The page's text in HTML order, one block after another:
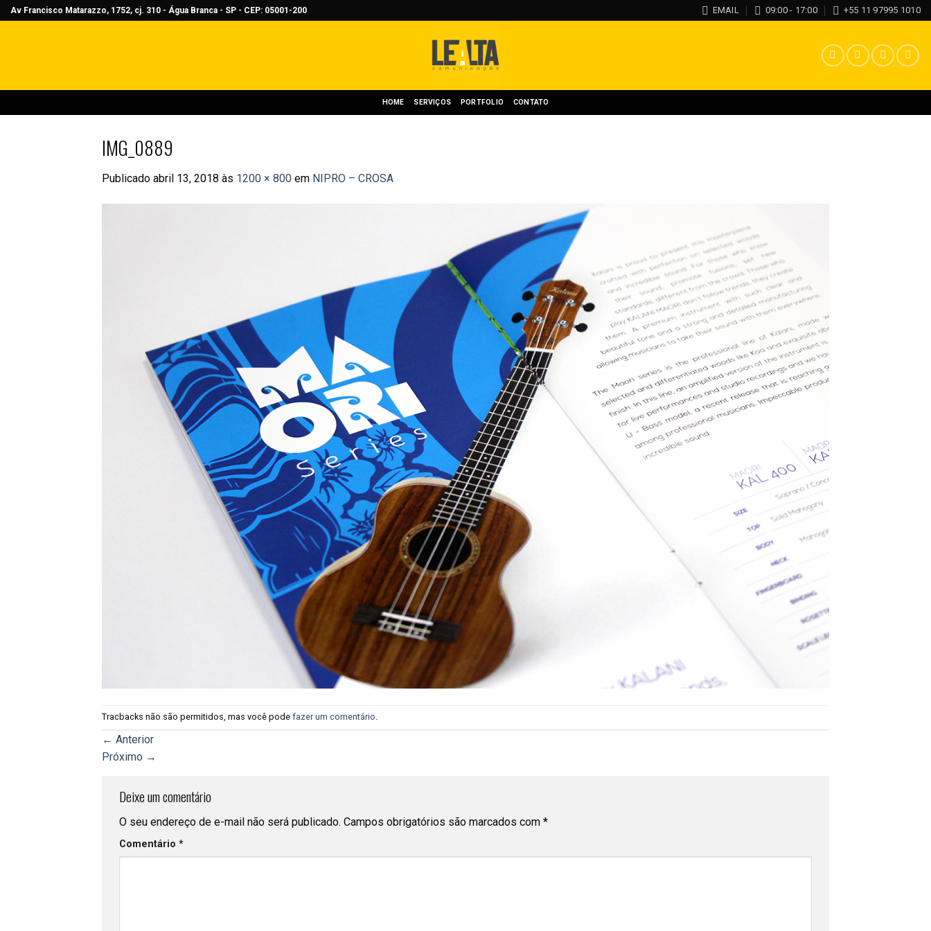
Skip
Av Francisco Matarazzo, 1752, cj. 310 - Água Branca - SP - CEP: 05001-200 EMAIL 09:00 - 17:00 +55 11 97995 1010
HOME SERVIÇOS PORTFOLIO CONTATO
IMG_0889
Publicado abril 13, 2018 às 1200 × 800 em NIPRO – CROSA
Tracbacks não são permitidos, mas você pode fazer um comentário
← Anterior
Próximo →
Deixe um comentário
O seu endereço de e-mail não será publicado. Campos obrigatórios são marcados com *
Comentário *